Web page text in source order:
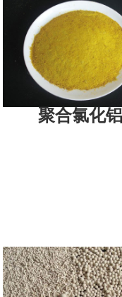
聚合氯化铝